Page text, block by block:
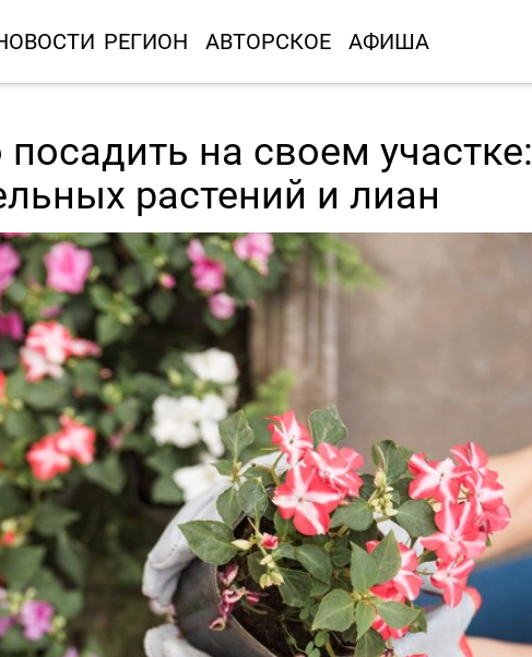
РЕГИОН АВТОРСКОЕ АФИША
на своем участке:
растений и лиан